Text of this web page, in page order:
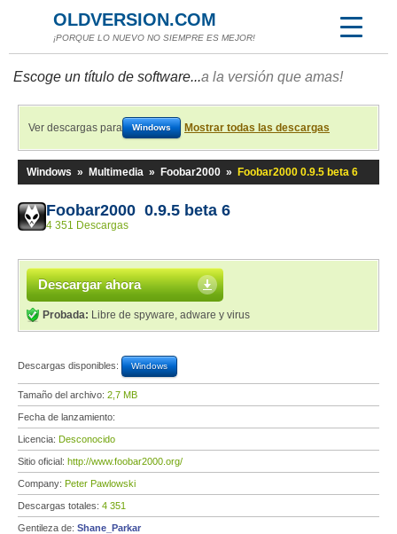
OLDVERSION.COM
¡PORQUE LO NUEVO NO SIEMPRE ES MEJOR!
Escoge un título de software...a la versión que amas!
Ver descargas para Windows Mostrar todas las descargas
Windows » Multimedia » Foobar2000 » Foobar2000 0.9.5 beta 6
Foobar2000 0.9.5 beta 6
4 351 Descargas
Descargar ahora
Probada: Libre de spyware, adware y virus
Descargas disponibles: Windows
Tamaño del archivo: 2,7 MB
Fecha de lanzamiento:
Licencia: Desconocido
Sitio oficial: http://www.foobar2000.org/
Company: Peter Pawlowski
Descargas totales: 4 351
Gentileza de: Shane_Parkar